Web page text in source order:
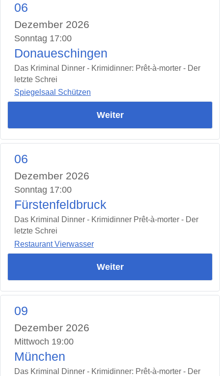
06
Dezember 2026
Sonntag 17:00
Donaueschingen
Das Kriminal Dinner - Krimidinner: Prêt-à-morter - Der
letzte Schrei
Spiegelsaal Schützen
Weiter
06
Dezember 2026
Sonntag 17:00
Fürstenfeldbruck
Das Kriminal Dinner - Krimidinner Prêt-à-morter - Der
letzte Schrei
Restaurant Vierwasser
Weiter
09
Dezember 2026
Mittwoch 19:00
München
Das Kriminal Dinner - Krimidinner: Prêt-à-morter - Der